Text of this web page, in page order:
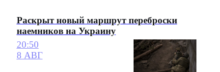
Раскрыт новый маршрут переброски
наемников на Украину
20:50
8 АВГ